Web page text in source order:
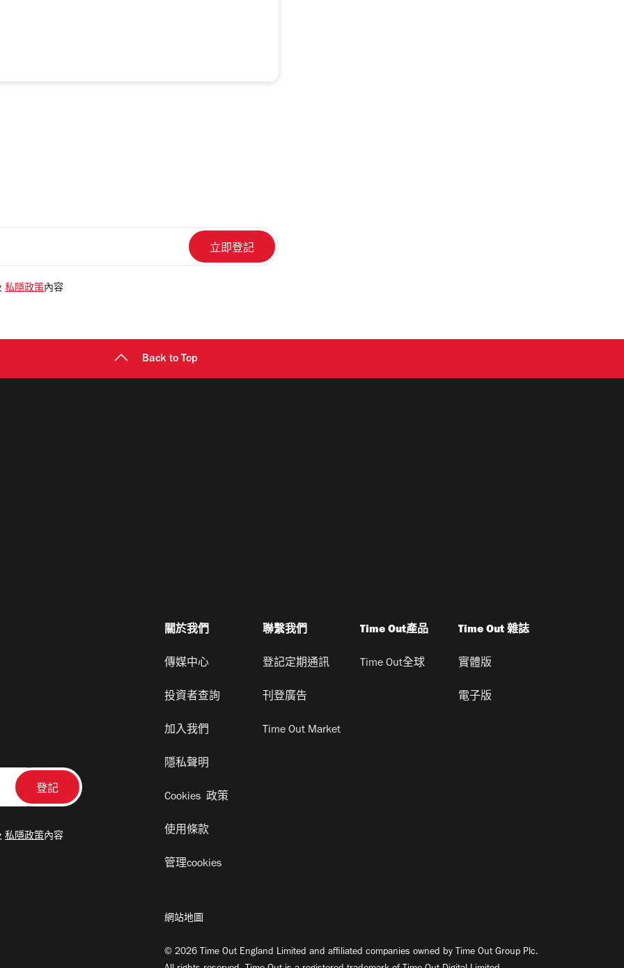
私隱政策 內容
Back to Top
私隱政策內容
關於我們
傳媒中心
投資者查詢
加入我們
隱私聲明
Cookies 政策
使用條款
管理cookies
聯繫我們
登記定期通訊
刊登廣告
Time Out Market
Time Out產品
Time Out全球
Time Out 雜誌
實體版
電子版
網站地圖
© 2026 Time Out England Limited and affiliated companies owned by Time Out Group Plc.